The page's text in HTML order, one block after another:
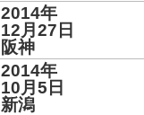
2014年
12月27日
阪神
2014年
10月5日
新潟